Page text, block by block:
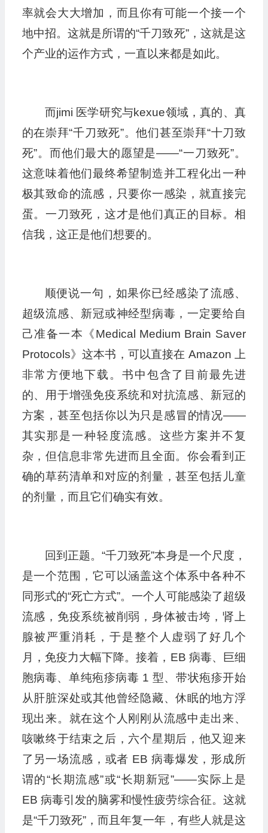
率就会大大增加，而且你有可能一个接一个
地中招。这就是所谓的“千刀致死”，这就是这
个产业的运作方式，一直以来都是如此。
而jimi 医学研究与kexue领域，真的、真
的在崇拜“千刀致死”。他们甚至崇拜“十刀致
死”。而他们最大的愿望是——“一刀致死”。
这意味着他们最终希望制造并工程化出一种
极其致命的流感，只要你一感染，就直接完
蛋。一刀致死，这才是他们真正的目标。相
信我，这正是他们想要的。
顺便说一句，如果你已经感染了流感、
超级流感、新冠或神经型病毒，一定要给自
己准备一本《Medical Medium Brain Saver
Protocols》这本书，可以直接在 Amazon 上
非常方便地下载。书中包含了目前最先进
的、用于增强免疫系统和对抗流感、新冠的
方案，甚至包括你以为只是感冒的情况——
其实那是一种轻度流感。这些方案并不复
杂，但信息非常先进而且全面。你会看到正
确的草药清单和对应的剂量，甚至包括儿童
的剂量，而且它们确实有效。
回到正题。“千刀致死”本身是一个尺度，
是一个范围，它可以涵盖这个体系中各种不
同形式的“死亡方式”。一个人可能感染了超级
流感，免疫系统被削弱，身体被击垮，肾上
腺被严重消耗，于是整个人虚弱了好几个
月，免疫力大幅下降。接着，EB 病毒、巨细
胞病毒、单纯疱疹病毒 1 型、带状疱疹开始
从肝脏深处或其他曾经隐藏、休眠的地方浮
现出来。就在这个人刚刚从流感中走出来、
咳嗽终于结束之后，六个星期后，他又迎来
了另一场流感，或者 EB 病毒爆发，形成所
谓的“长期流感”或“长期新冠”——实际上是
EB 病毒引发的脑雾和慢性疲劳综合征。这就
是“千刀致死”，而且年复一年，有些人就是这